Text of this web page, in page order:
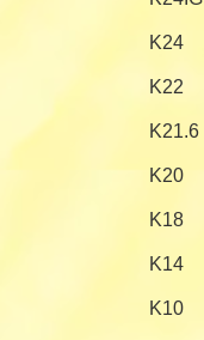
K24
K22
K21.6
K20
K18
K14
K10